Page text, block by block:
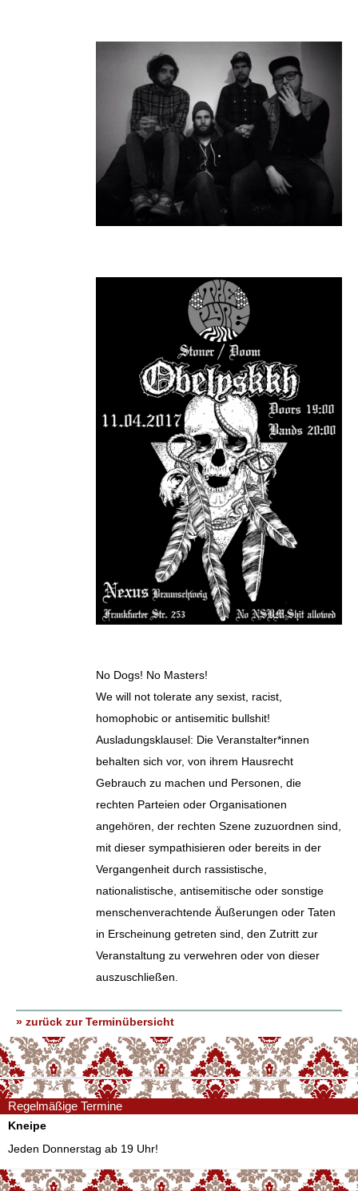
No Dogs! No Masters!
We will not tolerate any sexist, racist,
homophobic or antisemitic bullshit!
Ausladungsklausel: Die Veranstalter*innen
behalten sich vor, von ihrem Hausrecht
Gebrauch zu machen und Personen, die
rechten Parteien oder Organisationen
angehören, der rechten Szene zuzuordnen sind,
mit dieser sympathisieren oder bereits in der
Vergangenheit durch rassistische,
nationalistische, antisemitische oder sonstige
menschenverachtende Äußerungen oder Taten
in Erscheinung getreten sind, den Zutritt zur
Veranstaltung zu verwehren oder von dieser
auszuschließen.
» zurück zur Terminübersicht
Regelmäßige Termine
Kneipe
Jeden Donnerstag ab 19 Uhr!